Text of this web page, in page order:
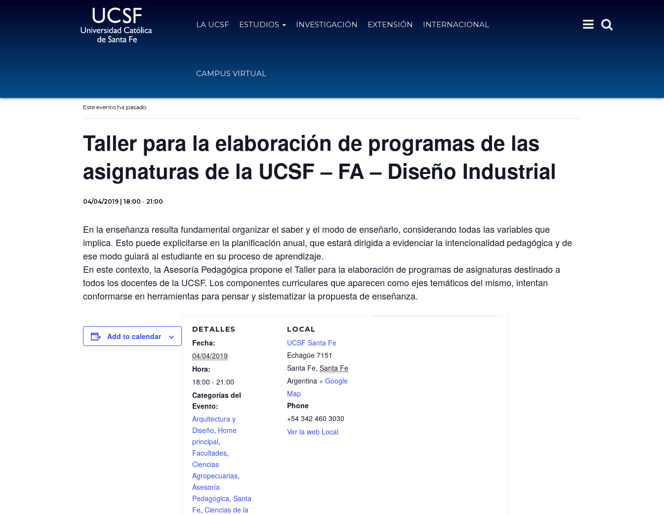
LA UCSF ESTUDIOS INVESTIGACIÓN EXTENSIÓN INTERNACIONAL
CAMPUS VIRTUAL
Este evento ha pasado.
Taller para la elaboración de programas de las
asignaturas de la UCSF – FA – Diseño Industrial
04/04/2019 | 18:00 - 21:00
En la enseñanza resulta fundamental organizar el saber y el modo de enseñarlo, considerando todas las variables que
implica. Esto puede explicitarse en la planificación anual, que estará dirigida a evidenciar la intencionalidad pedagógica y de
ese modo guiará al estudiante en su proceso de aprendizaje.
En este contexto, la Asesoría Pedagógica propone el Taller para la elaboración de programas de asignaturas destinado a
todos los docentes de la UCSF. Los componentes curriculares que aparecen como ejes temáticos del mismo, intentan
conformarse en herramientas para pensar y sistematizar la propuesta de enseñanza.
Add to calendar
DETALLES
Fecha:
04/04/2019
Hora:
18:00 - 21:00
Categorías del
Evento:
Arquitectura y
Diseño, Home
principal,
Facultades,
Ciencias
Agropecuarias,
Asesoría
Pedagógica, Santa
Fe, Ciencias de la
LOCAL
UCSF Santa Fe
Echagüe 7151
Santa Fe, Santa Fe
Argentina + Google
Map
Phone
+54 342 460 3030
Ver la web Local